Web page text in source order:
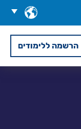
בחר
שפה
הרשמה ללימודים